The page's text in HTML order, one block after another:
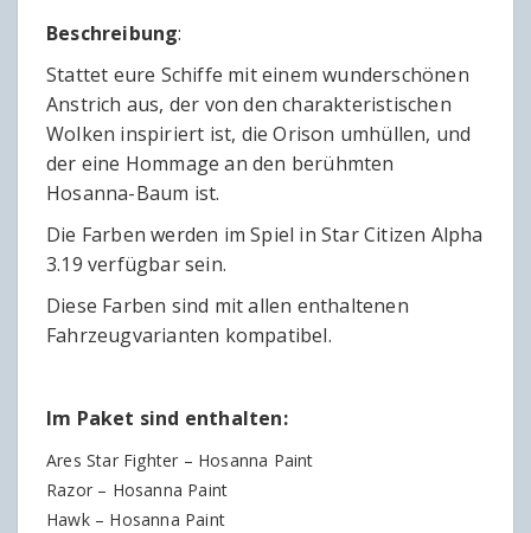
Beschreibung:
Stattet eure Schiffe mit einem wunderschönen
Anstrich aus, der von den charakteristischen
Wolken inspiriert ist, die Orison umhüllen, und
der eine Hommage an den berühmten
Hosanna-Baum ist.
Die Farben werden im Spiel in Star Citizen Alpha
3.19 verfügbar sein.
Diese Farben sind mit allen enthaltenen
Fahrzeugvarianten kompatibel.
Im Paket sind enthalten:
Ares Star Fighter – Hosanna Paint
Razor – Hosanna Paint
Hawk – Hosanna Paint